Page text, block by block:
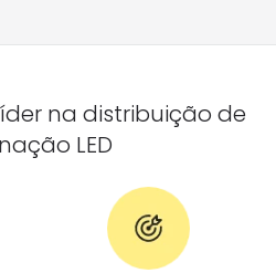
na distribuição de
LED